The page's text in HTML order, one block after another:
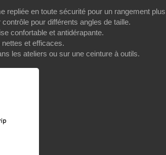
repliée en toute sécurité pour un rangement
pour différents angles de taille.
confortable et antidérapante.
et efficaces.
les ateliers ou sur une ceinture à outils.